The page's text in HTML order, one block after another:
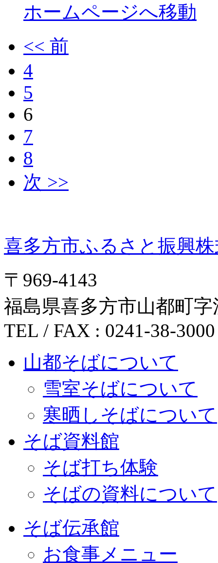
ホームページへ移動
<< 前
4
5
6
7
8
次 >>
喜多方市ふるさと振興
〒969-4143
福島県喜多方市山都町字
TEL / FAX : 0241-38-3000
山都そばについて
雪室そばについて
寒晒しそばについて
そば資料館
そば打ち体験
そばの資料について
そば伝承館
お食事メニュー